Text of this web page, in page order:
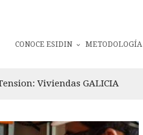
CONOCE ESIDIN METODOLOGÍA
Viviendas GALICIA